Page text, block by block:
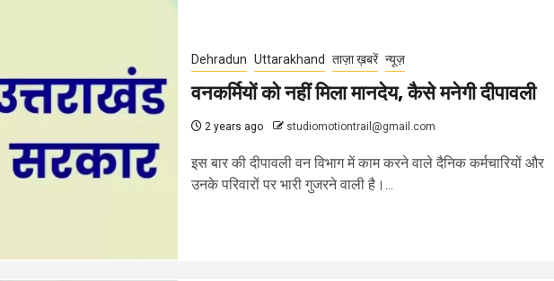
Dehradun Uttarakhand ताज़ा ख़बरें न्यूज़
वनकर्मियों को नहीं मिला मानदेय, कैसे मनेगी दीपावली
2 years ago studiomotiontrail@gmail.com
इस बार की दीपावली वन विभाग में काम करने वाले दैनिक कर्मचारियों और
उनके परिवारों पर भारी गुजरने वाली है।...